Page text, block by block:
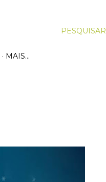
PESQUISAR
MAIS…